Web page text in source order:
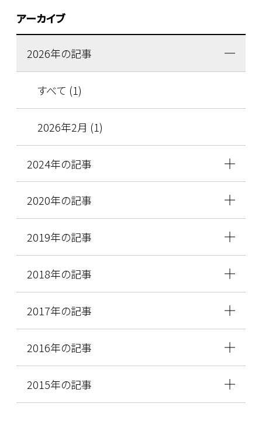
アーカイブ
2026年の記事
すべて (1)
2026年2月 (1)
2024年の記事
2020年の記事
2019年の記事
2018年の記事
2017年の記事
2016年の記事
2015年の記事